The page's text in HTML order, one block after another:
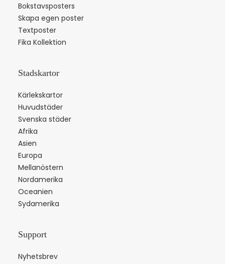
Bokstavsposters
Skapa egen poster
Textposter
Fika Kollektion
Stadskartor
Kärlekskartor
Huvudstäder
Svenska städer
Afrika
Asien
Europa
Mellanöstern
Nordamerika
Oceanien
Sydamerika
Support
Nyhetsbrev